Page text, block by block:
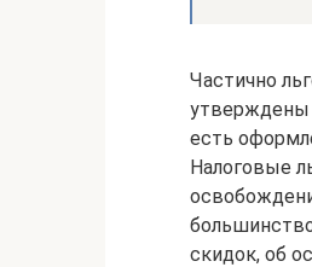
Частично
утверждены
есть
Налоговые
скидок, об